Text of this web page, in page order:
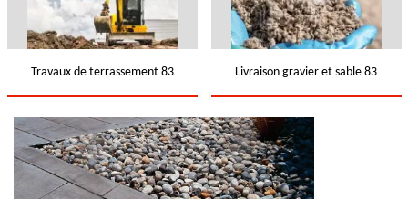
Travaux de terrassement 83 Livraison gravier et sable 83